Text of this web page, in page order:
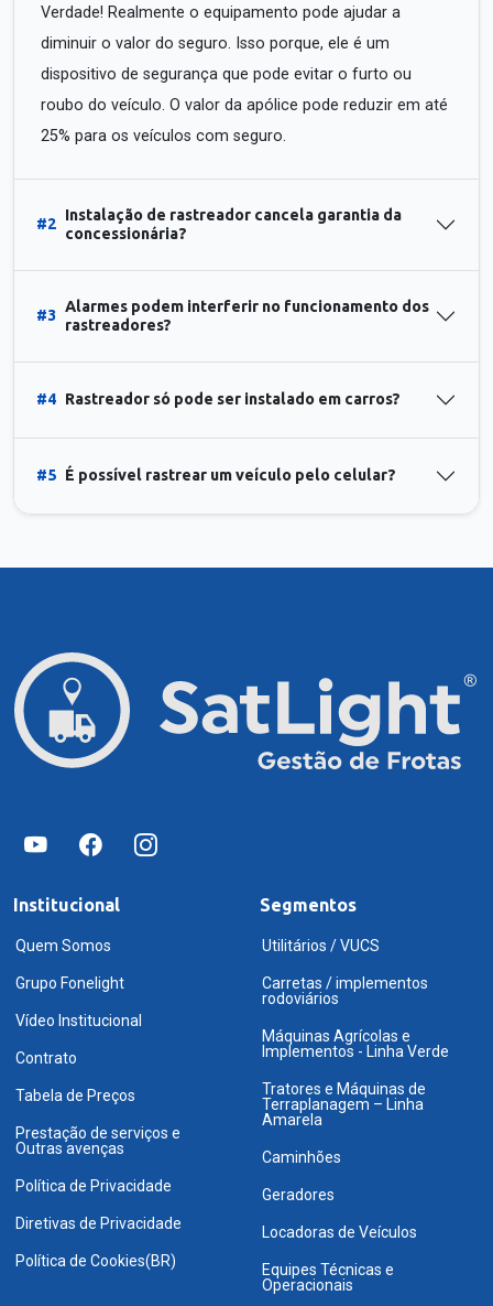
Verdade! Realmente o equipamento pode ajudar a
diminuir o valor do seguro. Isso porque, ele é um
dispositivo de segurança que pode evitar o furto ou
roubo do veículo. O valor da apólice pode reduzir em até
25% para os veículos com seguro.
#2
Instalação de rastreador cancela garantia da
concessionária?
#3
Alarmes podem interferir no funcionamento dos
rastreadores?
#4 Rastreador só pode ser instalado em carros?
#5 É possível rastrear um veículo pelo celular?
Institucional
Quem Somos
Grupo Fonelight
Vídeo Institucional
Contrato
Tabela de Preços
Prestação de serviços e
Outras avenças
Política de Privacidade
Diretivas de Privacidade
Política de Cookies(BR)
Segmentos
Utilitários / VUCS
Carretas / implementos
rodoviários
Máquinas Agrícolas e
Implementos - Linha Verde
Tratores e Máquinas de
Terraplanagem – Linha
Amarela
Caminhões
Geradores
Locadoras de Veículos
Equipes Técnicas e
Operacionais